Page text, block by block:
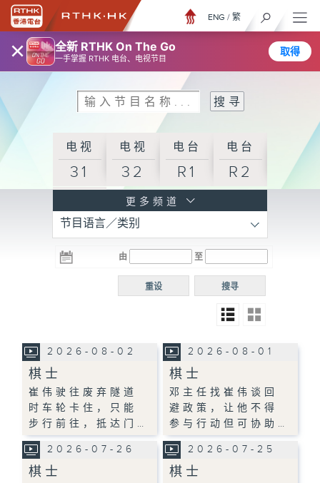
× 全新 RTHK On The Go
一手掌握 RTHK 电台、电视节目
取得
ENG / 繁
电视
31
电视
32
电台
R1
电台
R2
R3
电台 电台
R5
电台
普通
更多频道
节目语言／类别
由 至
搜寻
重设
2026-08-02
棋士
崔伟驶往废弃隧道
时车轮卡住，只能
步行前往，抵达门…
2026-08-01
棋士
邓主任找崔伟谈回
避政策，让他不得
参与行动但可协助…
2026-07-26
棋士
2026-07-25
棋士